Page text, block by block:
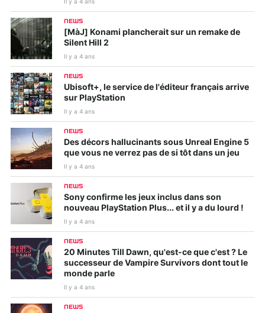
Il y a 4 ans
NEWS
[MàJ] Konami plancherait sur un remake de
Silent Hill 2
Il y a 4 ans
NEWS
Ubisoft+, le service de l'éditeur français arrive
sur PlayStation
Il y a 4 ans
NEWS
Des décors hallucinants sous Unreal Engine 5
que vous ne verrez pas de si tôt dans un jeu
Il y a 4 ans
NEWS
Sony confirme les jeux inclus dans son
nouveau PlayStation Plus... et il y a du lourd !
Il y a 4 ans
NEWS
20 Minutes Till Dawn, qu'est-ce que c'est ? Le
successeur de Vampire Survivors dont tout le
monde parle
Il y a 4 ans
NEWS